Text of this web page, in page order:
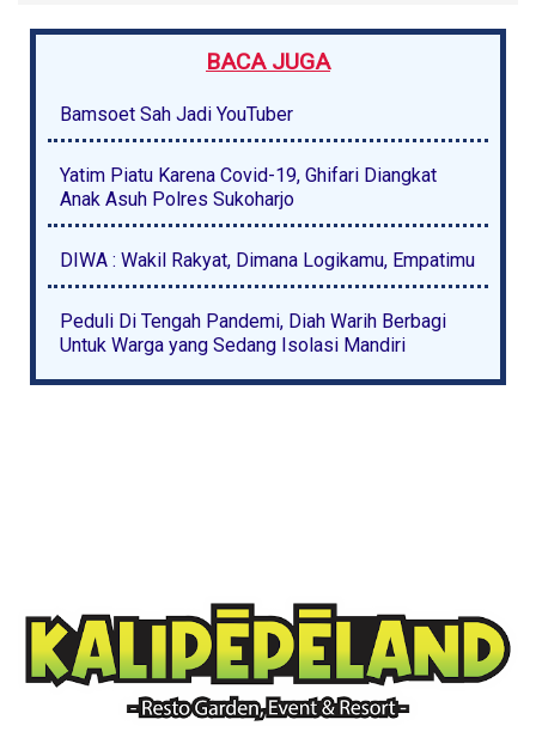
BACA JUGA
Bamsoet Sah Jadi YouTuber
Yatim Piatu Karena Covid-19, Ghifari Diangkat
Anak Asuh Polres Sukoharjo
DIWA : Wakil Rakyat, Dimana Logikamu, Empatimu
Peduli Di Tengah Pandemi, Diah Warih Berbagi
Untuk Warga yang Sedang Isolasi Mandiri